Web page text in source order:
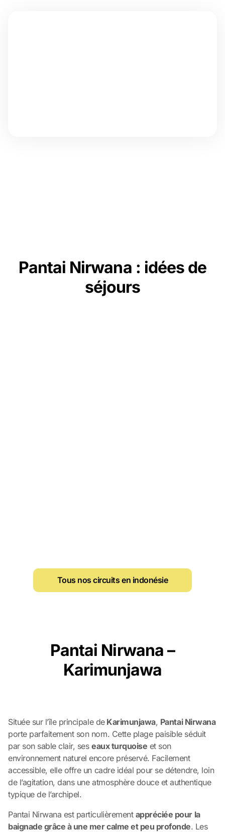
Pantai Nirwana : idées de
séjours
Tous nos circuits en indonésie
Pantai Nirwana –
Karimunjawa
Située sur l’île principale deKarimunjawa, Pantai Nirwana
porte parfaitement son nom. Cette plage paisible séduit
par son sable clair, ses eaux turquoise et son
environnement naturel encore préservé. Facilement
accessible, elle offre un cadre idéal pour se détendre, loin
de l’agitation, dans une atmosphère douce et authentique
typique de l’archipel.
Pantai Nirwana est particulièrement appréciée pour la
baignade grâce à une mer calme et peu profonde. Les